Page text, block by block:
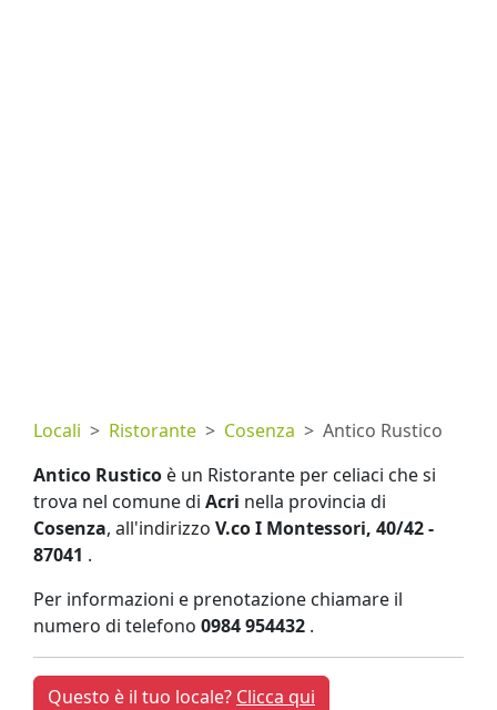
Locali Ristorante Cosenza
Antico Rustico
Antico Rustico è un Ristorante per celiaci che si
trova nel comune di Acri nella provincia di
Cosenza, all'indirizzo V.co I Montessori, 40/42 -
87041 .
Per informazioni e prenotazione chiamare il
numero di telefono 0984 954432 .
Questo è il tuo locale? Clicca qui